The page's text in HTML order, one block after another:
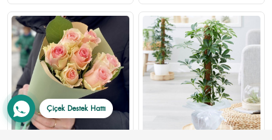
Çiçek Destek Hattı